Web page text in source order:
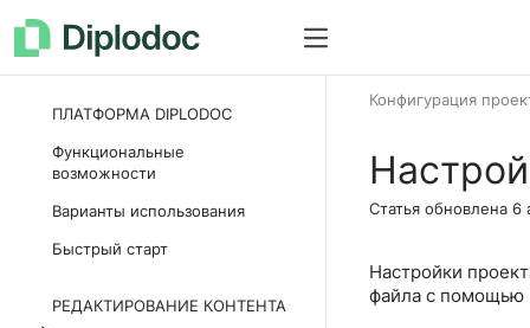
Как все устроено
ПЛАТФОРМА DIPLODOC
Функциональные
возможности
Варианты использования
Быстрый старт
РЕДАКТИРОВАНИЕ КОНТЕНТА
Конфигурация
Статья обновлена 6
Настройки
файла с помощью